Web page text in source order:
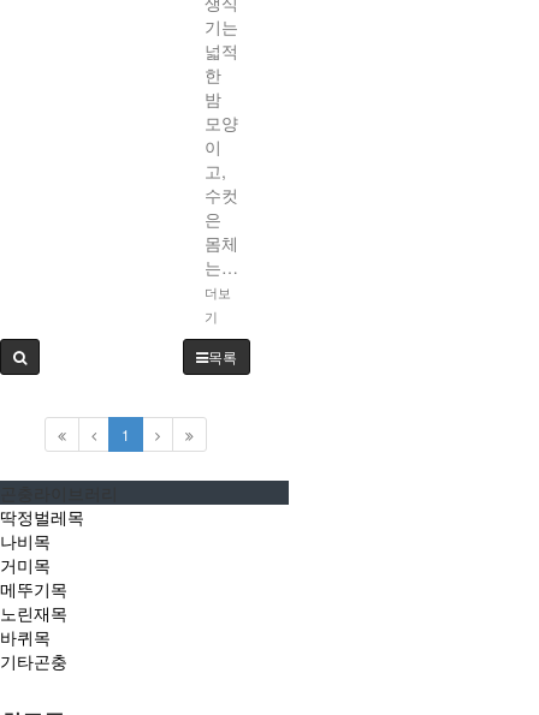
기는
넓적
한
밤
모양
이
고,
수컷
은
몸체
는…
더보
기
목록
1
딱정벌레목
나비목
거미목
메뚜기목
노린재목
바퀴목
기타곤충